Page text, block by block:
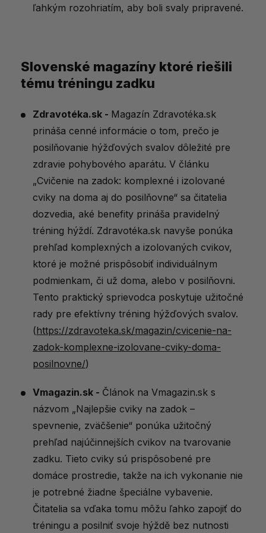
ľahkým rozohriatím, aby boli svaly pripravené.
Slovenské magazíny ktoré riešili
tému tréningu zadku
Zdravotéka.sk - Magazín Zdravotéka.sk
prináša cenné informácie o tom, prečo je
posilňovanie hýžďových svalov dôležité pre
zdravie pohybového aparátu. V článku
„Cvičenie na zadok: komplexné i izolované
cviky na doma aj do posilňovne“ sa čitatelia
dozvedia, aké benefity prináša pravidelný
tréning hýždí. Zdravotéka.sk navyše ponúka
prehľad komplexných a izolovaných cvikov,
ktoré je možné prispôsobiť individuálnym
podmienkam, či už doma, alebo v posilňovni.
Tento praktický sprievodca poskytuje užitočné
rady pre efektívny tréning hýžďových svalov.
(https://zdravoteka.sk/magazin/cvicenie-na-
zadok-komplexne-izolovane-cviky-doma-
posilnovne/)
Vmagazin.sk - Článok na Vmagazin.sk s
názvom „Najlepšie cviky na zadok –
spevnenie, zväčšenie“ ponúka užitočný
prehľad najúčinnejších cvikov na tvarovanie
zadku. Tieto cviky sú prispôsobené pre
domáce prostredie, takže na ich vykonanie nie
je potrebné žiadne špeciálne vybavenie.
Čitatelia sa vďaka tomu môžu ľahko zapojiť do
tréningu a posilniť svoje hýždě bez nutnosti